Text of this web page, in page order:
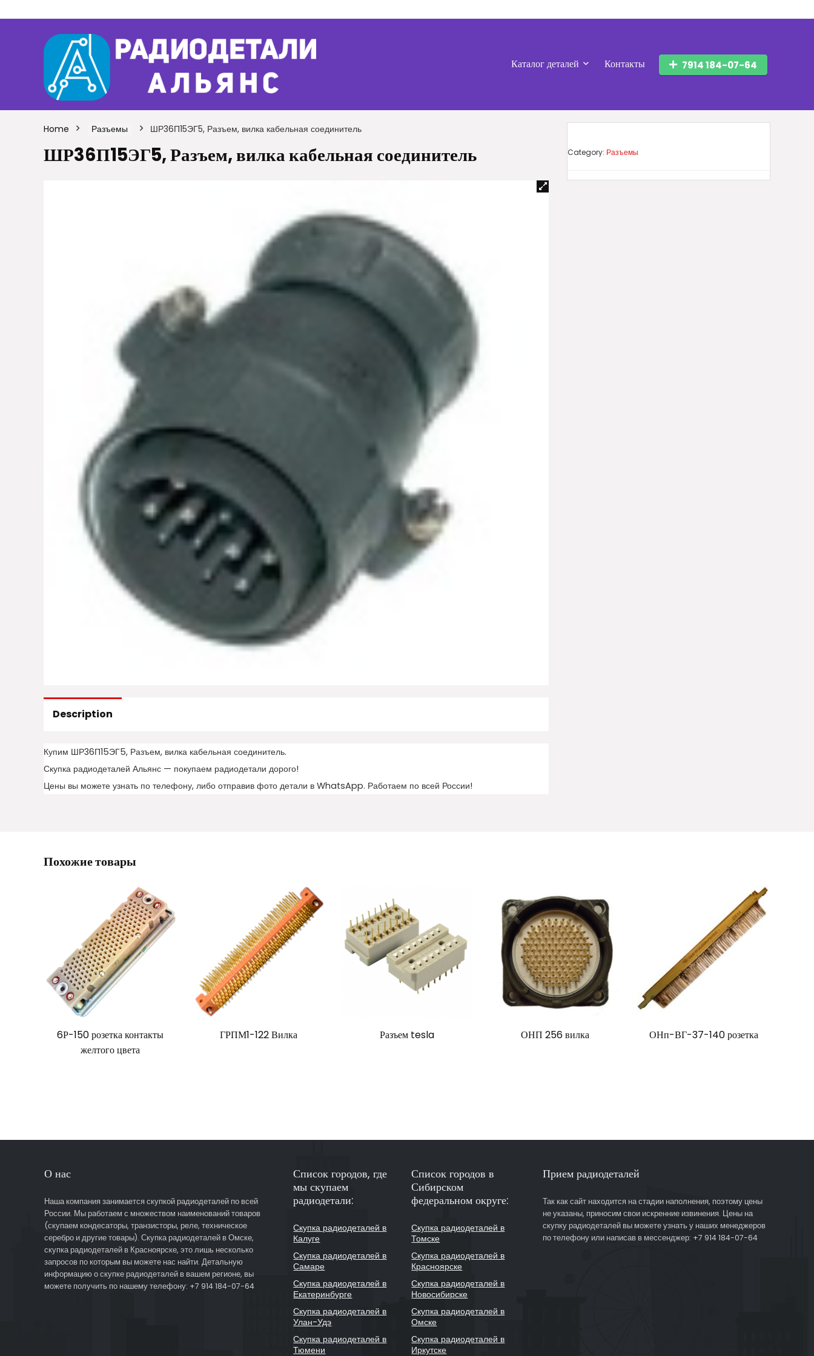
Каталог деталей Контакты 7914 184-07-64
Home Разъемы ШР36П15ЭГ5, Разъем, вилка кабельная соединитель
ШР36П15ЭГ5, Разъем, вилка кабельная соединитель
Description
Купим ШР36П15ЭГ5, Разъем, вилка кабельная соединитель.
Скупка радиодеталей Альянс — покупаем радиодетали дорого!
Цены вы можете узнать по телефону, либо отправив фото детали в WhatsApp. Работаем по всей России!
Category: Разъемы
Похожие товары
6Р-150 розетка контакты
желтого цвета
ГРПМ1-122 Вилка Разъем tesla ОНП 256 вилка ОНп-ВГ-37-140 розетка
О нас
Наша компания занимается скупкой радиодеталей по всей
России. Мы работаем с множеством наименований товаров
(скупаем кондесаторы, транзисторы, реле, техническое
серебро и другие товары). Скупка радиодеталей в Омске,
скупка радиодеталей в Красноярске, это лишь несколько
запросов по которым вы можете нас найти. Детальную
информацию о скупке радиодеталей в вашем регионе, вы
можете получить по нашему телефону: +7 914 184-07-64
Список городов, где
мы скупаем
радиодетали:
Скупка радиодеталей в
Калуге
Скупка радиодеталей в
Самаре
Скупка радиодеталей в
Екатеринбурге
Скупка радиодеталей в
Улан-Удэ
Скупка радиодеталей в
Тюмени
Список городов в
Сибирском
федеральном округе:
Скупка радиодеталей в
Томске
Скупка радиодеталей в
Красноярске
Скупка радиодеталей в
Новосибирске
Скупка радиодеталей в
Омске
Скупка радиодеталей в
Иркутске
Прием радиодеталей
Так как сайт находится на стадии наполнения, поэтому цены
не указаны, приносим свои искренние извинения. Цены на
скупку радиодеталей вы можете узнать у наших менеджеров
по телефону или написав в мессенджер: +7 914 184-07-64